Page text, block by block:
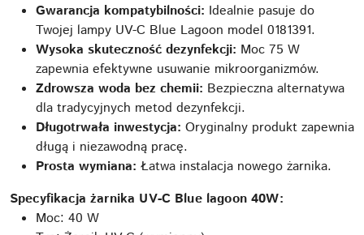
Gwarancja kompatybilności: Idealnie pasuje do
Twojej lampy UV-C Blue Lagoon model 0181391.
Wysoka skuteczność dezynfekcji: Moc 75 W
zapewnia efektywne usuwanie mikroorganizmów.
Zdrowsza woda bez chemii: Bezpieczna alternatywa
dla tradycyjnych metod dezynfekcji.
Długotrwała inwestycja: Oryginalny produkt zapewnia
długą i niezawodną pracę.
Prosta wymiana: Łatwa instalacja nowego żarnika.
Specyfikacja żarnika UV-C Blue lagoon 40W:
Moc: 40 W